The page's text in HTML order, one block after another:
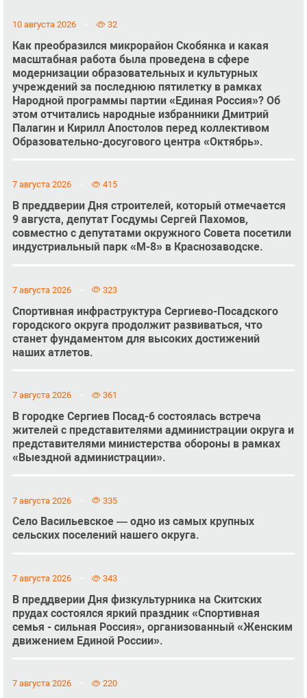
10 августа 2026 32
Как преобразился микрорайон Скобянка и какая
масштабная работа была проведена в сфере
модернизации образовательных и культурных
учреждений за последнюю пятилетку в рамках
Народной программы партии «Единая Россия»? Об
этом отчитались народные избранники Дмитрий
Палагин и Кирилл Апостолов перед коллективом
Образовательно-досугового центра «Октябрь».
7 августа 2026 415
В преддверии Дня строителей, который отмечается
9 августа, депутат Госдумы Сергей Пахомов,
совместно с депутатами окружного Совета посетили
индустриальный парк «М-8» в Краснозаводске.
7 августа 2026 323
Спортивная инфраструктура Сергиево-Посадского
городского округа продолжит развиваться, что
станет фундаментом для высоких достижений
наших атлетов.
7 августа 2026 361
В городке Сергиев Посад-6 состоялась встреча
жителей с представителями администрации округа и
представителями министерства обороны в рамках
«Выездной администрации».
7 августа 2026 335
Село Васильевское — одно из самых крупных
сельских поселений нашего округа.
7 августа 2026 343
В преддверии Дня физкультурника на Скитских
прудах состоялся яркий праздник «Спортивная
семья - сильная Россия», организованный «Женским
движением Единой России».
7 августа 2026 220